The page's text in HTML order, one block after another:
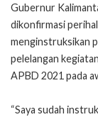
Gubernur
dikonfirmasi
menginstruksikan
pelelangan
APBD 2021 pada
“Saya sudah